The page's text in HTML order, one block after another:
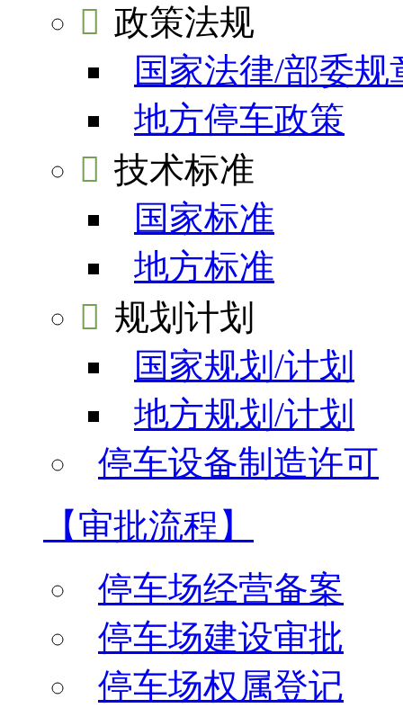
 政策法规
国家法律/部委规
地方停车政策
 技术标准
国家标准
地方标准
 规划计划
国家规划/计划
地方规划/计划
停车设备制造许可
【审批流程】
停车场经营备案
停车场建设审批
停车场权属登记